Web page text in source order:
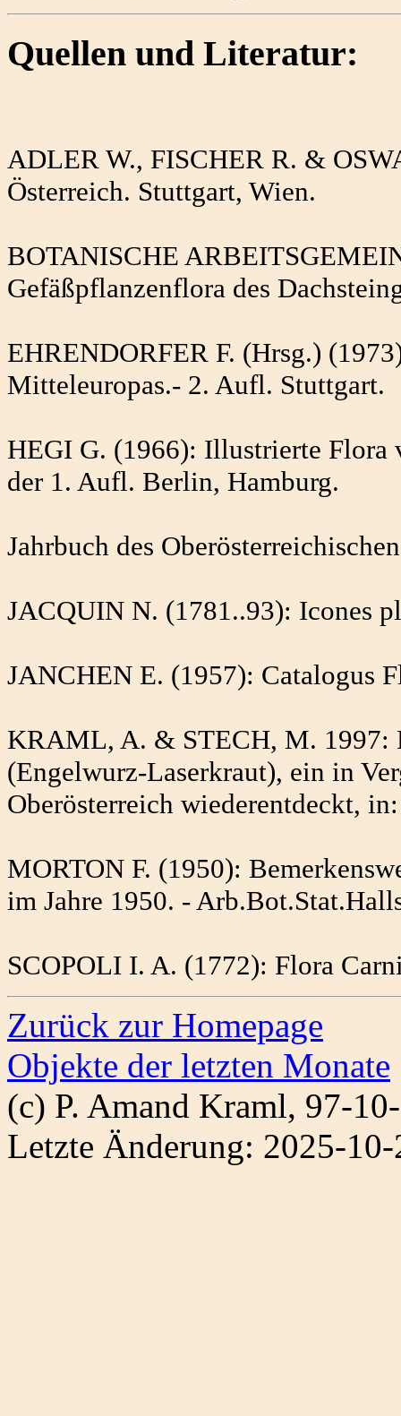
Quellen und Literatur:
ADLER W., FISCHER R. &
Österreich. Stuttgart, Wien.
BOTANISCHE
Gefäßpflanzenflora des
EHRENDORFER F. (Hrsg.)
Mitteleuropas.- 2. Aufl. Stuttgart.
HEGI G. (1966): Illustrierte
der 1. Aufl. Berlin, Hamburg.
Jahrbuch des
JACQUIN N. (1781..93): Icones
JANCHEN E. (1957): Catalogus
KRAML, A. & STECH, M. 1997:
(Engelwurz-Laserkraut), ein in
Oberösterreich wiederentdeckt,
MORTON F. (1950):
im Jahre 1950. -
SCOPOLI I. A. (1772): Flora
Zurück zur Homepage
Objekte der letzten Monate
(c) P. Amand Kraml, 97-
Letzte Änderung: 2025-